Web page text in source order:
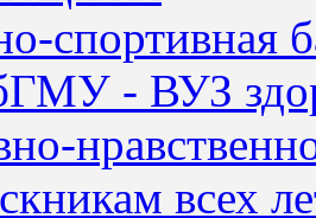
спортивная
- ВУЗ
всех